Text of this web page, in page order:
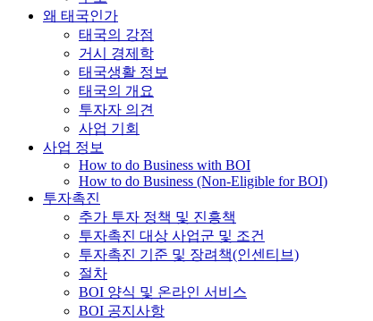
왜 태국인가
태국의 강점
거시 경제학
태국생활 정보
태국의 개요
투자자 의견
사업 기회
사업 정보
How to do Business with BOI
How to do Business (Non-Eligible for BOI)
투자촉진
추가 투자 정책 및 진흥책
투자촉진 대상 사업군 및 조건
투자촉진 기준 및 장려책(인센티브)
절차
BOI 양식 및 온라인 서비스
BOI 공지사항